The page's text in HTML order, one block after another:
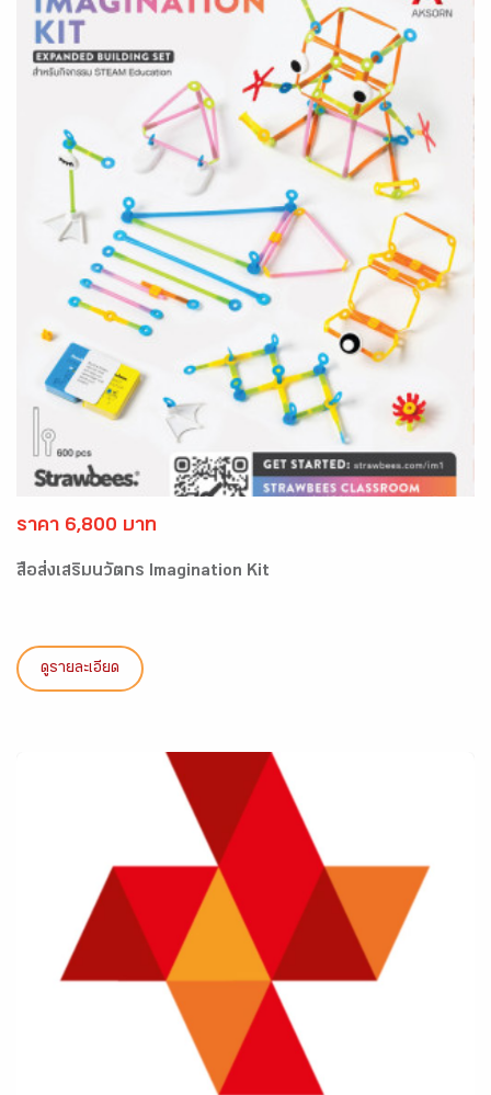
ราคา 6,800 บาท
สื่อส่งเสริมนวัตกร Imagination Kit
ดูรายละเอียด